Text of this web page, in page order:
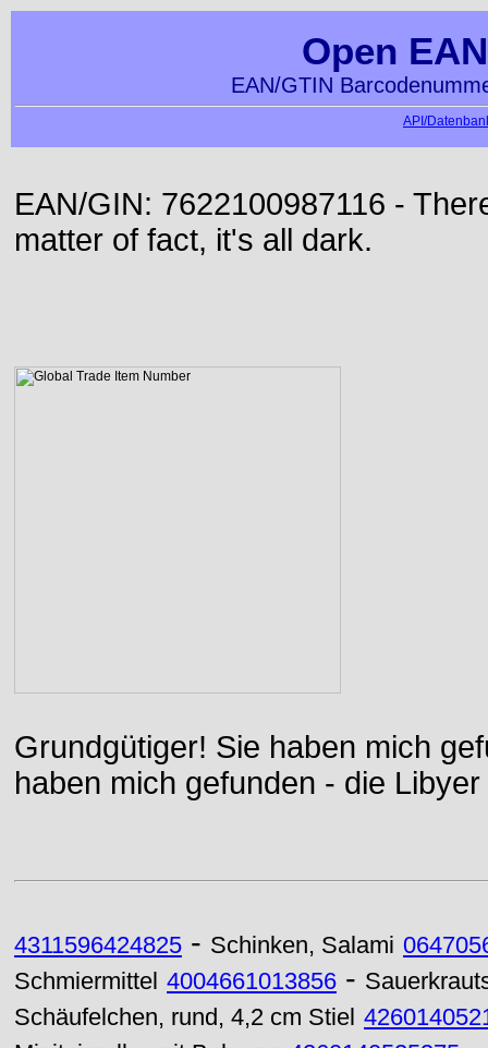
Open
EAN/GTIN
API/
EAN/GIN: 7622100987116 -
matter of fact, it's all dark.
Grundgütiger! Sie haben mich
haben mich gefunden - die
4311596424825 - Schinken, Salami
Schmiermittel 4004661013856 -
Schäufelchen, rund, 4,2 cm Stiel